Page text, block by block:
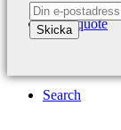
Get a quote
Search